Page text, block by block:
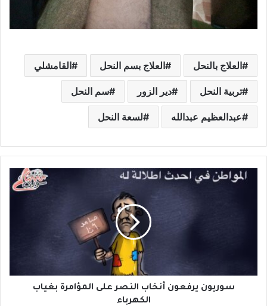
العلاج بالنحل العلاج بسم النحل القامشلي
تربية النحل دير الزور سم النحل
عبدالعظيم عبدالله لسعة النحل
ف
سوريون يرفعون أنخاب النصر على المؤامرة بغياب
الكهرباء